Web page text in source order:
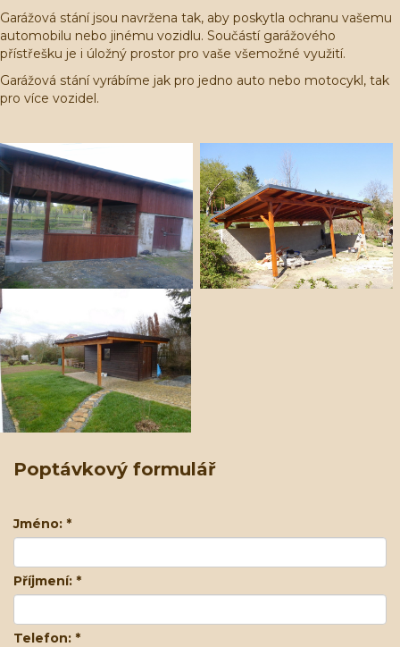
Garážová stání jsou navržena tak, aby poskytla ochranu vašemu
automobilu nebo jinému vozidlu. Součástí garážového
přístřešku je i úložný prostor pro vaše všemožné využití.
Garážová stání vyrábíme jak pro jedno auto nebo motocykl, tak
pro více vozidel.
Poptávkový formulář
Jméno: *
Příjmení: *
Telefon: *